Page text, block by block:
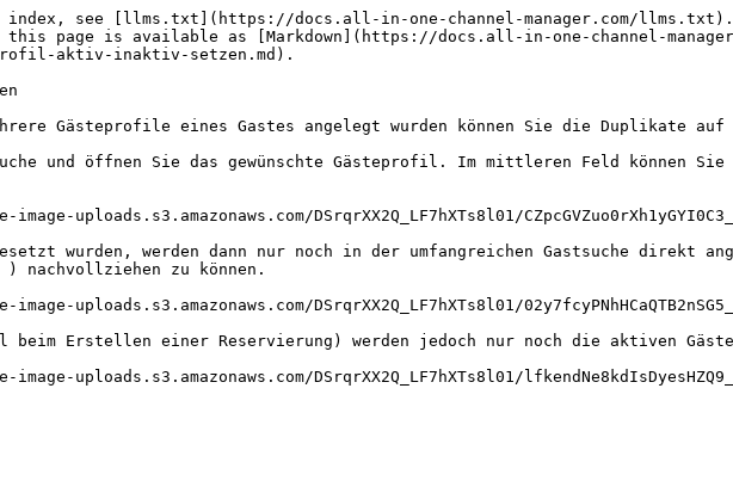
index, see [llms.txt](https://docs.all-in-one-channel-manager.com/llms.txt).
this page is available as [Markdown](https://docs.all-in-one-channel-
aktiv-inaktiv-setzen.md).
Gästeprofile eines Gastes angelegt wurden können Sie die Duplikate
und öffnen Sie das gewünschte Gästeprofil. Im mittleren Feld können
uploads.s3.amazonaws.com/DSrqrXX2Q_LF7hXTs8l01/
wurden, werden dann nur noch in der umfangreichen Gastsuche direkt
) nachvollziehen zu können.
uploads.s3.amazonaws.com/DSrqrXX2Q_LF7hXTs8l01/
beim Erstellen einer Reservierung) werden jedoch nur noch die aktiven